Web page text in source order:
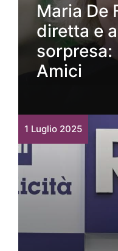
Maria De
diretta e
sorpresa:
Amici
1 Luglio 2025